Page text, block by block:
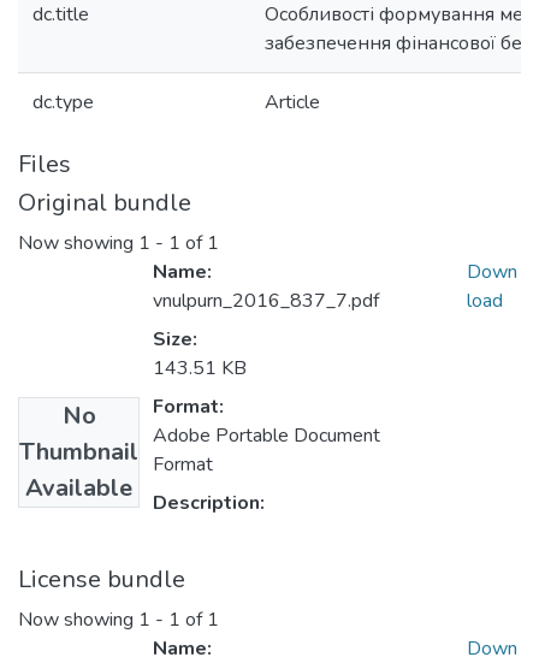
dc.title
Особливості формування
забезпечення фінансової
dc.type Article
Files
Original bundle
Now showing 1 - 1 of 1
No
Thumbnail
Available
Name:
vnulpurn_2016_837_7.pdf
Size:
143.51 KB
Format:
Adobe Portable Document
Format
Description:
Down
load
License bundle
Now showing 1 - 1 of 1
Name:
Down